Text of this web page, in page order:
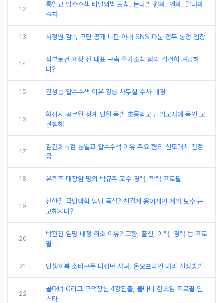
12
통일교 압수수색 비밀의방 포착. 돈다발 원화, 엔화, 달러화
출처
13 서정원 감독 구단 공개 비판 아내 SNS 파문 청두 룽청 입장
14
삼부토건 회장 전 대표 구속 주가조작 혐의 김건희 겨낭하
나?
15 권성동 압수수색 이유 강릉 사무실 수사 배경
16
화성시 공무원 징계 민원 폭발 초등학교 담임교사에 폭언 교
권침해
17
김건희특검 통일교 압수수색 이유 주요 혐의 신도대치 천정
궁
18 유퀴즈 대장암 명의 박규주 교수 경력, 학력 프로필
19
전한길 국민의힘 입당 득실? 친길계 윤어게인 계엄 보수 곤
고해지나?
20
박관천 임명 내정 취소 이유? 고향, 출신, 이력, 경력 등 프로
필
21 민생회복 소비쿠폰 미성년 자녀, 온오프라인 대리 신청방법
22
골때녀 G리그 구척장신 4강진출, 불나비 한초임 프로필 인
스타